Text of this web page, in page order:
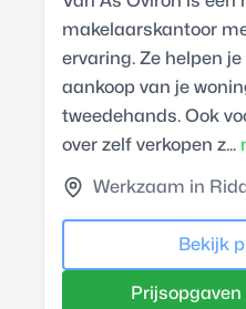
makelaarskantoor
ervaring. Ze helpen
aankoop van je
tweedehands. Ook
over zelf verkopen z...
Werkzaam in
Bekijk
Prijsopgaven